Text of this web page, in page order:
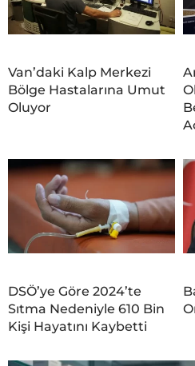
Van’daki Kalp Merkezi
Bölge Hastalarına Umut
Oluyor
DSÖ’ye Göre 2024’te
Sıtma Nedeniyle 610 Bin
Kişi Hayatını Kaybetti